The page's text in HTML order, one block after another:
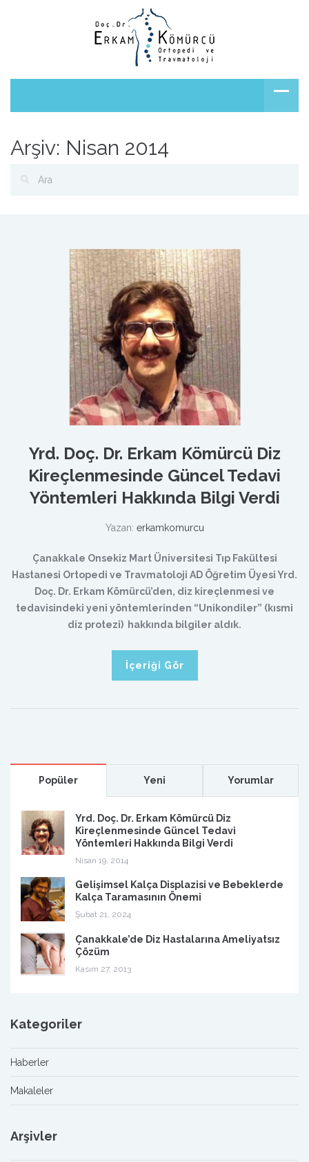
Arşiv: Nisan 2014
Yrd. Doç. Dr. Erkam Kömürcü Diz
Kireçlenmesinde Güncel Tedavi
Yöntemleri Hakkında Bilgi Verdi
Yazan: erkamkomurcu
Çanakkale Onsekiz Mart Üniversitesi Tıp Fakültesi
Hastanesi Ortopedi ve Travmatoloji AD Öğretim Üyesi Yrd.
Doç. Dr. Erkam Kömürcü’den, diz kireçlenmesi ve
tedavisindeki yeni yöntemlerinden “Unikondiler” (kısmi
diz protezi) hakkında bilgiler aldık.
İçeriği Gör
Popüler Yeni Yorumlar
Yrd. Doç. Dr. Erkam Kömürcü Diz
Kireçlenmesinde Güncel Tedavi
Yöntemleri Hakkında Bilgi Verdi
Nisan 19, 2014
Gelişimsel Kalça Displazisi ve Bebeklerde
Kalça Taramasının Önemi
Şubat 21, 2024
Çanakkale’de Diz Hastalarına Ameliyatsız
Çözüm
Kasım 27, 2013
Kategoriler
Haberler
Makaleler
Arşivler